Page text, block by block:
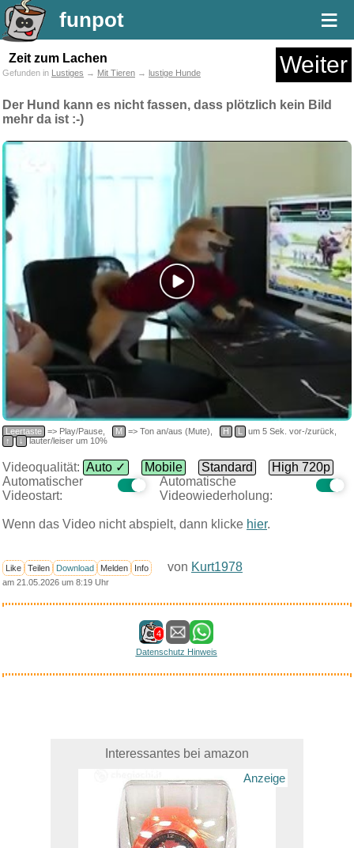
funpot ≡
Zeit zum Lachen Weiter
Gefunden in Lustiges → Mit Tieren → lustige Hunde
Der Hund kann es nicht fassen, dass plötzlich kein Bild
mehr da ist :-)
Leertaste => Play/Pause, M => Ton an/aus (Mute), H L
um 5 Sek. vor-/zurück,
↑
↓ lauter/leiser um 10%
Videoqualität: Auto ✓ Mobile Standard
High 720p
Automatischer
Videostart:
Automatische
Videowiederholung:
Wenn das Video nicht abspielt, dann klicke hier.
Like Teilen Download Melden Info von Kurt1978
am 21.05.2026 um 8:19 Uhr
4
Datenschutz Hinweis
Interessantes bei amazon
Anzeige